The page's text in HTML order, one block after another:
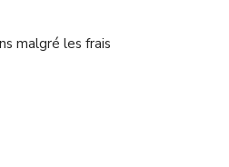
malgré les frais